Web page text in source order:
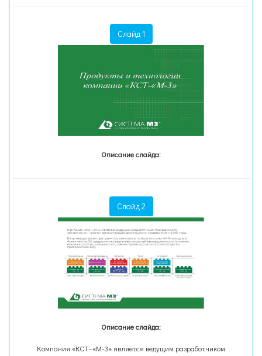
Слайд 1
Описание слайда:
Слайд 2
Описание слайда:
Компания «КСТ–«М-3» является ведущим разработчиком